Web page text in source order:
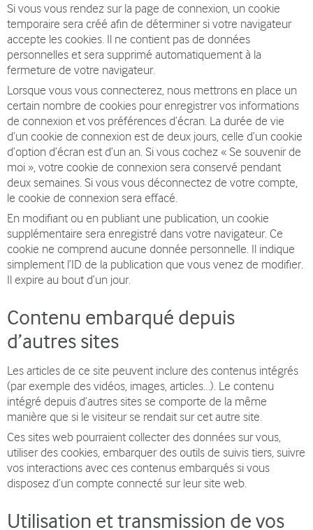
Si vous vous rendez sur la page de connexion, un cookie
temporaire sera créé afin de déterminer si votre navigateur
accepte les cookies. Il ne contient pas de données
personnelles et sera supprimé automatiquement à la
fermeture de votre navigateur.
Lorsque vous vous connecterez, nous mettrons en place un
certain nombre de cookies pour enregistrer vos informations
de connexion et vos préférences d’écran. La durée de vie
d’un cookie de connexion est de deux jours, celle d’un cookie
d’option d’écran est d’un an. Si vous cochez « Se souvenir de
moi », votre cookie de connexion sera conservé pendant
deux semaines. Si vous vous déconnectez de votre compte,
le cookie de connexion sera effacé.
En modifiant ou en publiant une publication, un cookie
supplémentaire sera enregistré dans votre navigateur. Ce
cookie ne comprend aucune donnée personnelle. Il indique
simplement l’ID de la publication que vous venez de modifier.
Il expire au bout d’un jour.
Contenu embarqué depuis
d’autres sites
Les articles de ce site peuvent inclure des contenus intégrés
(par exemple des vidéos, images, articles…). Le contenu
intégré depuis d’autres sites se comporte de la même
manière que si le visiteur se rendait sur cet autre site.
Ces sites web pourraient collecter des données sur vous,
utiliser des cookies, embarquer des outils de suivis tiers, suivre
vos interactions avec ces contenus embarqués si vous
disposez d’un compte connecté sur leur site web.
Utilisation et transmission de vos